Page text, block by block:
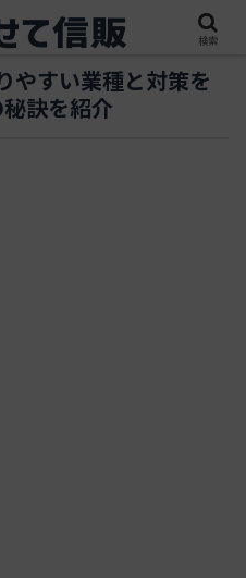
やすい業種と対策を
訣を紹介
検索